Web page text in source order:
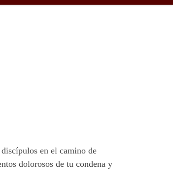
en el camino de
dolorosos de tu condena y